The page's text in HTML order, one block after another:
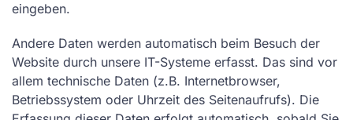
eingeben.
Andere Daten werden automatisch beim Besuch der
Website durch unsere IT-Systeme erfasst. Das sind vor
allem technische Daten (z.B. Internetbrowser,
Betriebssystem oder Uhrzeit des Seitenaufrufs). Die